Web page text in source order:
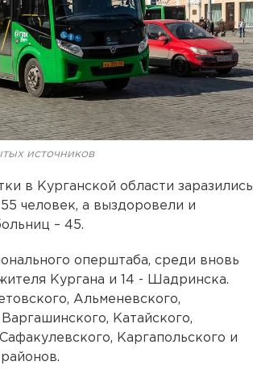
источников
в Курганской области заразились
человек, а выздоровели и
– 45.
оперштаба, среди вновь
Кургана и 14 - Шадринска.
Альменевского,
Катайского,
Каргапольского и